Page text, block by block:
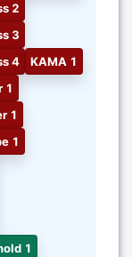
2
3
4
KAMA 1
1
1
1
1